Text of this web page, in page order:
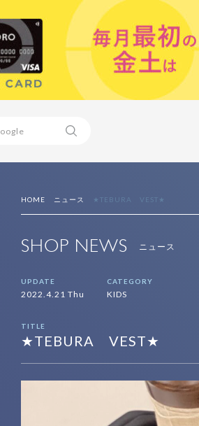
HOME ニュース ★TEBURA VEST★
SHOP NEWS ニュース
UPDATE
2022.4.21 Thu
CATEGORY
KIDS
TITLE
★TEBURA VEST★